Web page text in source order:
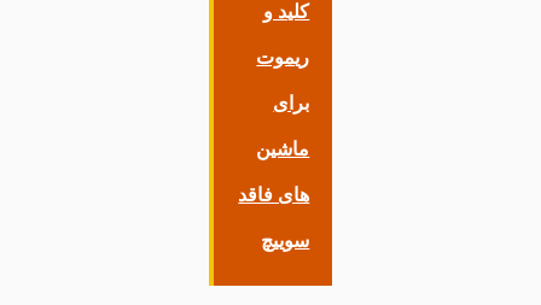
کلید و
ریموت
برای
ماشین
های فاقد
سوییچ